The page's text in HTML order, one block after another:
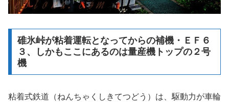
碓氷峠が粘着運転となってからの補機・ＥＦ６
３、しかもここにあるのは量産機トップの２号
機
粘着式鉄道（ねんちゃくしきてつどう）は、駆動力が車輪